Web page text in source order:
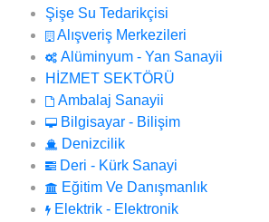
Şişe Su Tedarikçisi
Alışveriş Merkezileri
Alüminyum - Yan Sanayii
HİZMET SEKTÖRÜ
Ambalaj Sanayii
Bilgisayar - Bilişim
Denizcilik
Deri - Kürk Sanayi
Eğitim Ve Danışmanlık
Elektrik - Elektronik